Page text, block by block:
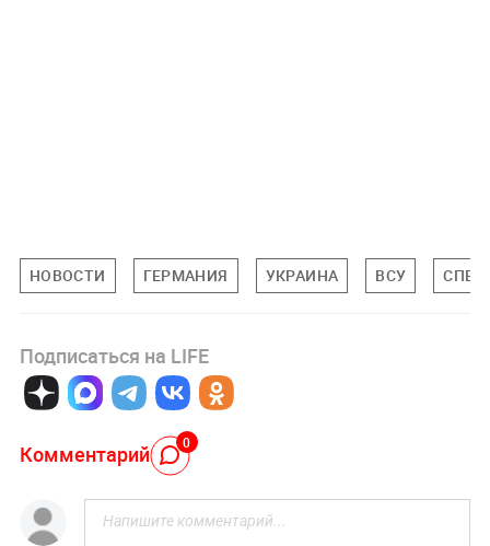
НОВОСТИ ГЕРМАНИЯ УКРАИНА ВСУ
Подписаться на LIFE
Комментарий 0